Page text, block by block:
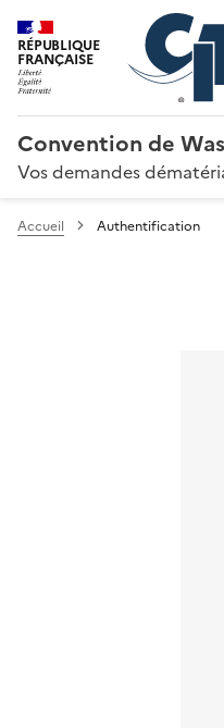
RÉPUBLIQUE
FRANÇAISE
Convention de
Vos demandes
Accueil Authentification